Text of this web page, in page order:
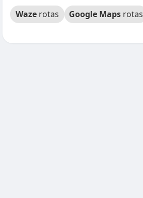
Waze rotas Google Maps rotas